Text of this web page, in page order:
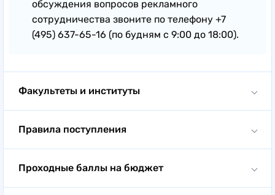
обсуждения вопросов рекламного
сотрудничества звоните по телефону +7
(495) 637-65-16 (по будням с 9:00 до 18:00).
Факультеты и институты
Образовательные программы:76 основных
образовательных программ
Средний проходной балл для поступления в 2026
Правила поступления
осуществляется на основании результатов ЕГЭ либо
по результатам вступительных экзаменов вуза по
Проходные баллы на бюджет